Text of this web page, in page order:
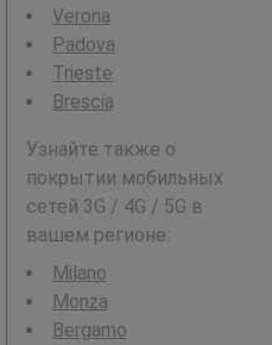
Verona
Padova
Trieste
Brescia
Узнайте также о
покрытии мобильных
сетей 3G / 4G / 5G в
вашем регионе:
Milano
Monza
Bergamo